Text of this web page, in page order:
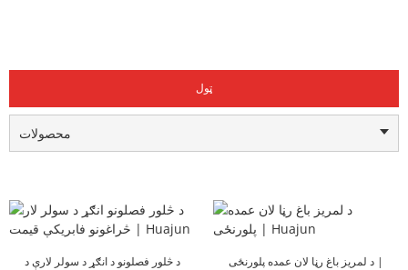
ټول
محصولات
د څلور فصلونو د انګړ د سولر لارې د
د لمریز باغ رڼا لان عمده پلورنځی |